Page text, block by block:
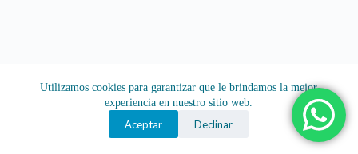
Utilizamos cookies para garantizar que le brindamos la mejor
experiencia en nuestro sitio web.
Aceptar Declinar